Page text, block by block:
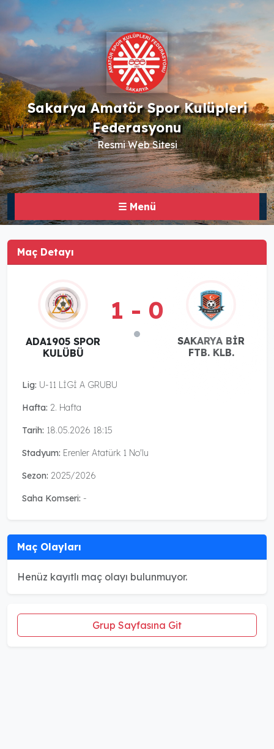
Sakarya Amatör Spor Kulüpleri
Federasyonu
Resmi Web Sitesi
☰ Menü
Maç Detayı
ADA1905 SPOR
KULÜBÜ
1 - 0
SAKARYA BİR
FTB. KLB.
Lig: U-11 LİGİ A GRUBU
Hafta: 2. Hafta
Tarih: 18.05.2026 18:15
Stadyum: Erenler Atatürk 1 No'lu
Sezon: 2025/2026
Saha Komseri: -
Maç Olayları
Henüz kayıtlı maç olayı bulunmuyor.
Grup Sayfasına Git